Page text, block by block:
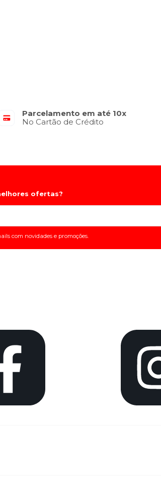
Parcelamento em até 10x
No Cartão de Crédito
ofertas?
com novidades e promoções.